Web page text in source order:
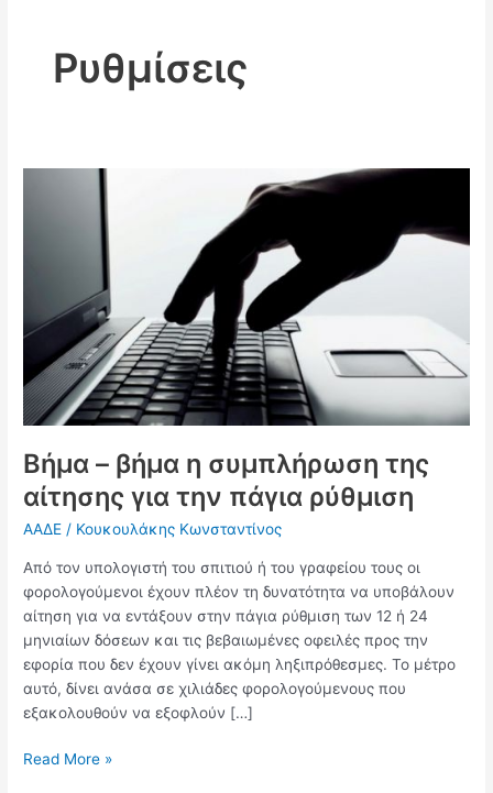
Ρυθμίσεις
Βήμα – βήμα η συμπλήρωση της
αίτησης για την πάγια ρύθμιση
ΑΑΔΕ / Κουκουλάκης Κωνσταντίνος
Από τον υπολογιστή του σπιτιού ή του γραφείου τους οι
φορολογούμενοι έχουν πλέον τη δυνατότητα να υποβάλουν
αίτηση για να εντάξουν στην πάγια ρύθμιση των 12 ή 24
μηνιαίων δόσεων και τις βεβαιωμένες οφειλές προς την
εφορία που δεν έχουν γίνει ακόμη ληξιπρόθεσμες. Το μέτρο
αυτό, δίνει ανάσα σε χιλιάδες φορολογούμενους που
εξακολουθούν να εξοφλούν […]
συμπλήρωση
αίτησης
την
πάγια
ρύθμιση
Read More »